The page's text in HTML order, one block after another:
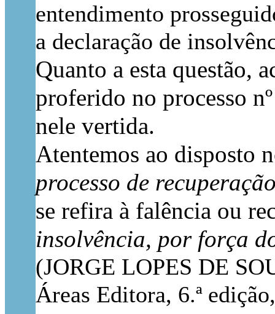
entendimento
a declaração de
Quanto a esta questão,
proferido no processo
nele vertida.
Atentemos ao disposto
processo de
se refira à falência ou
insolvência, por força
(JORGE LOPES DE
Áreas Editora, 6.ª